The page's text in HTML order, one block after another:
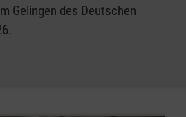
Gelingen des Deutschen